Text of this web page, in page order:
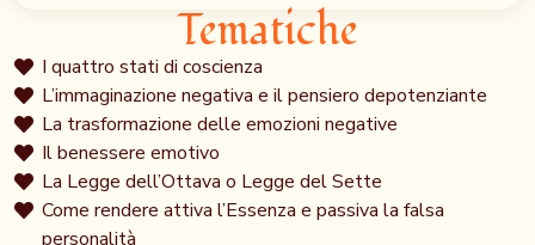
Tematiche
I quattro stati di coscienza
L’immaginazione negativa e il pensiero depotenziante
La trasformazione delle emozioni negative
Il benessere emotivo
La Legge dell’Ottava o Legge del Sette
Come rendere attiva l’Essenza e passiva la falsa
personalità